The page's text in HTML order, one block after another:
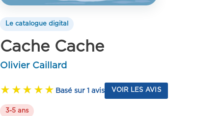
Le catalogue digital
Cache Cache
Olivier Caillard
Basé sur 1 avis VOIR LES AVIS
3-5 ans